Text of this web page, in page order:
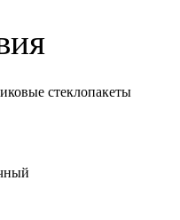
стеклопакеты